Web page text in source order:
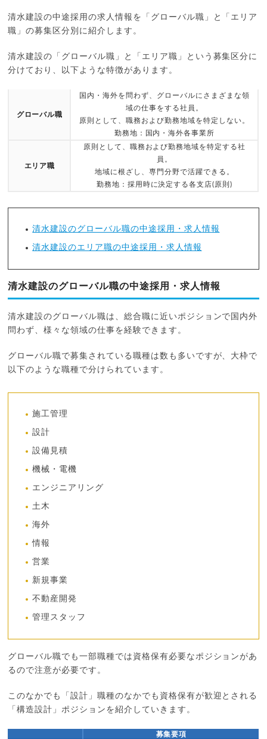
清水建設の中途採用の求人情報を「グローバル職」と「エリア
職」の募集区分別に紹介します。
清水建設の「グローバル職」と「エリア職」という募集区分に
分けており、以下ような特徴があります。
グローバル職
国内・海外を問わず、グローバルにさまざまな領
域の仕事をする社員。
原則として、職務および勤務地域を特定しない。
勤務地：国内・海外各事業所
エリア職
原則として、職務および勤務地域を特定する社
員。
地域に根ざし、専門分野で活躍できる。
勤務地：採用時に決定する各支店(原則)
清水建設のグローバル職の中途採用・求人情報
清水建設のエリア職の中途採用・求人情報
清水建設のグローバル職の中途採用・求人情報
清水建設のグローバル職は、総合職に近いポジションで国内外
問わず、様々な領域の仕事を経験できます。
グローバル職で募集されている職種は数も多いですが、大枠で
以下のような職種で分けられています。
施工管理
設計
設備見積
機械・電機
エンジニアリング
土木
海外
情報
営業
新規事業
不動産開発
管理スタッフ
グローバル職でも一部職種では資格保有必要なポジションがあ
るので注意が必要です。
このなかでも「設計」職種のなかでも資格保有が歓迎とされる
「構造設計」ポジションを紹介していきます。
募集要項